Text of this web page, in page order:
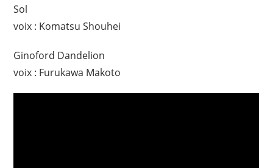
Sol
voix : Komatsu Shouhei
Ginoford Dandelion
voix : Furukawa Makoto